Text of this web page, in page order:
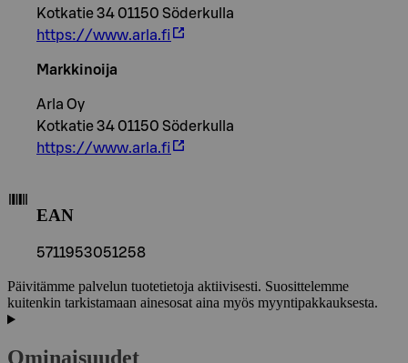
Kotkatie 34 01150 Söderkulla
https://www.arla.fi
Markkinoija
Arla Oy
Kotkatie 34 01150 Söderkulla
https://www.arla.fi
EAN
5711953051258
Päivitämme palvelun tuotetietoja aktiivisesti. Suosittelemme
kuitenkin tarkistamaan ainesosat aina myös myyntipakkauksesta.
Ominaisuudet